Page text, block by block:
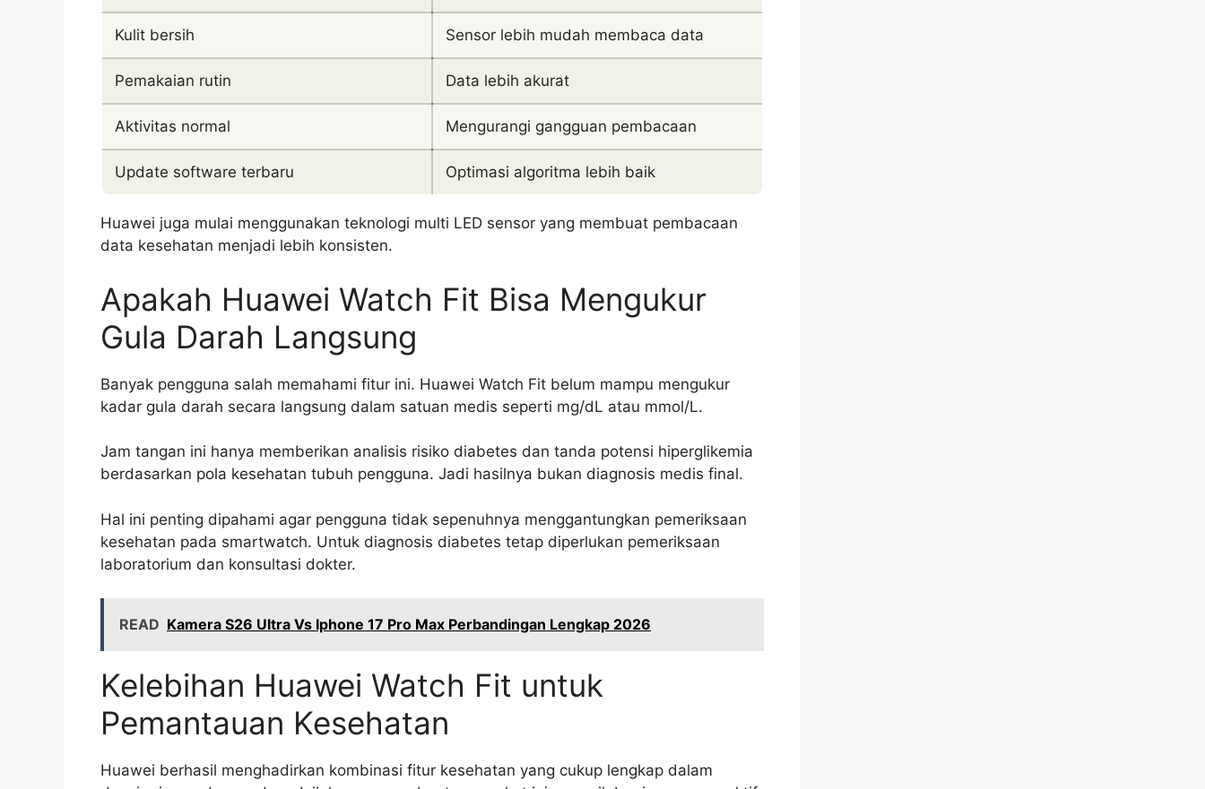
Kulit bersih Sensor lebih mudah membaca data
Pemakaian rutin Data lebih akurat
Aktivitas normal Mengurangi gangguan pembacaan
Update software terbaru Optimasi algoritma lebih baik
Huawei juga mulai menggunakan teknologi multi LED sensor yang membuat pembacaan
data kesehatan menjadi lebih konsisten.
Apakah Huawei Watch Fit Bisa Mengukur
Gula Darah Langsung
Banyak pengguna salah memahami fitur ini. Huawei Watch Fit belum mampu mengukur
kadar gula darah secara langsung dalam satuan medis seperti mg/dL atau mmol/L.
Jam tangan ini hanya memberikan analisis risiko diabetes dan tanda potensi hiperglikemia
berdasarkan pola kesehatan tubuh pengguna. Jadi hasilnya bukan diagnosis medis final.
Hal ini penting dipahami agar pengguna tidak sepenuhnya menggantungkan pemeriksaan
kesehatan pada smartwatch. Untuk diagnosis diabetes tetap diperlukan pemeriksaan
laboratorium dan konsultasi dokter.
READ Kamera S26 Ultra Vs Iphone 17 Pro Max Perbandingan Lengkap 2026
Kelebihan Huawei Watch Fit untuk
Pemantauan Kesehatan
Huawei berhasil menghadirkan kombinasi fitur kesehatan yang cukup lengkap dalam